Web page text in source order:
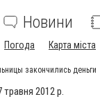
Новини
Погода Карта міста
закончились деньги
травня 2012 р.